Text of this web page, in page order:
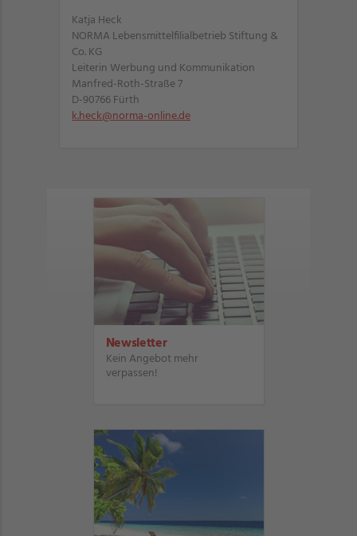
Katja Heck
NORMA Lebensmittelfilialbetrieb Stiftung &
Co. KG
Leiterin Werbung und Kommunikation
Manfred-Roth-Straße 7
D-90766 Fürth
k.heck@norma-online.de
Newsletter
Kein Angebot mehr
verpassen!